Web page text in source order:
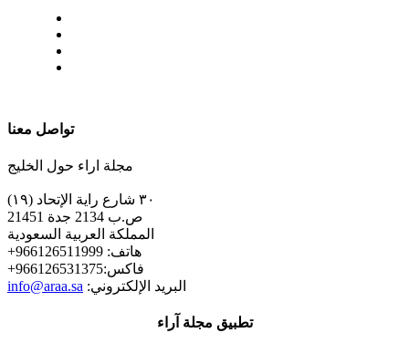
تواصل معنا
مجلة اراء حول الخليج
٣٠ شارع راية الإتحاد (١٩)
ص.ب 2134 جدة 21451
المملكة العربية السعودية
+هاتف: 966126511999
+فاكس:966126531375
info@araa.sa :البريد الإلكتروني
تطبيق مجلة آراء